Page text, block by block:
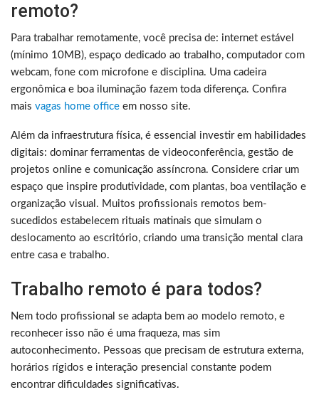
remoto?
Para trabalhar remotamente, você precisa de: internet estável
(mínimo 10MB), espaço dedicado ao trabalho, computador com
webcam, fone com microfone e disciplina. Uma cadeira
ergonômica e boa iluminação fazem toda diferença. Confira
mais vagas home office em nosso site.
Além da infraestrutura física, é essencial investir em habilidades
digitais: dominar ferramentas de videoconferência, gestão de
projetos online e comunicação assíncrona. Considere criar um
espaço que inspire produtividade, com plantas, boa ventilação e
organização visual. Muitos profissionais remotos bem-
sucedidos estabelecem rituais matinais que simulam o
deslocamento ao escritório, criando uma transição mental clara
entre casa e trabalho.
Trabalho remoto é para todos?
Nem todo profissional se adapta bem ao modelo remoto, e
reconhecer isso não é uma fraqueza, mas sim
autoconhecimento. Pessoas que precisam de estrutura externa,
horários rígidos e interação presencial constante podem
encontrar dificuldades significativas.